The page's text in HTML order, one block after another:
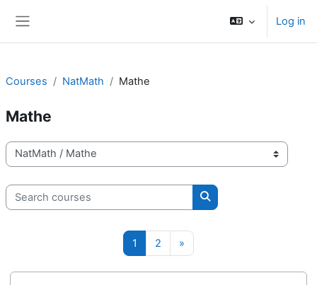
Log in
Courses NatMath Mathe
Mathe
Course categories
Search courses
Search courses
1 Page 1
2 Page 2
»